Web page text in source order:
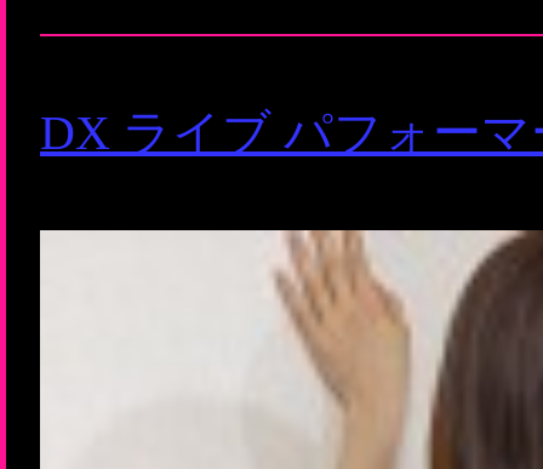
DX ライブ パフォー